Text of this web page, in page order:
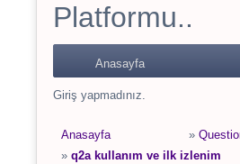
Platformu..
Anasayfa
Giriş yapmadınız.
Anasayfa »
» q2a kullanım ve ilk izlenim